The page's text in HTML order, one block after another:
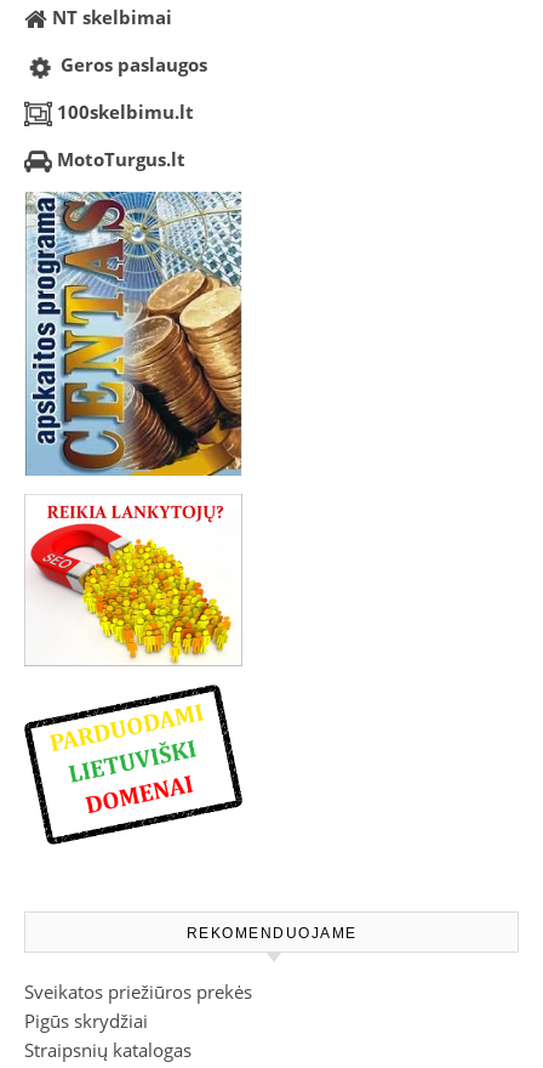
NT skelbimai
Geros paslaugos
100skelbimu.lt
MotoTurgus.lt
REKOMENDUOJAME
Sveikatos priežiūros prekės
Pigūs skrydžiai
Straipsnių katalogas